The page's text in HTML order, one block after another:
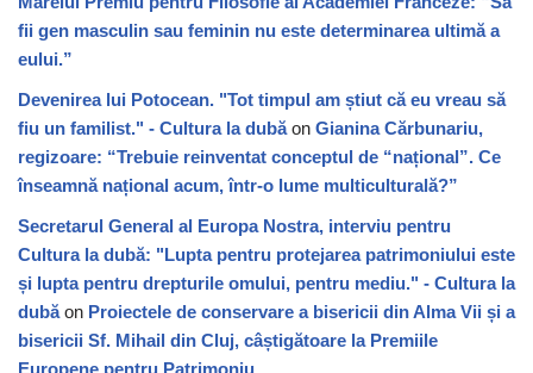
fii gen masculin sau feminin nu este determinarea ultimă a
eului.”
Devenirea lui Potocean. "Tot timpul am știut că eu vreau să
fiu un familist." - Cultura la dubăon Gianina Cărbunariu,
regizoare: “Trebuie reinventat conceptul de “național”. Ce
înseamnă național acum, într-o lume multiculturală?”
Secretarul General al Europa Nostra, interviu pentru
Cultura la dubă: "Lupta pentru protejarea patrimoniului este
și lupta pentru drepturile omului, pentru mediu." - Cultura la
dubăon Proiectele de conservare a bisericii din Alma Vii și a
bisericii Sf. Mihail din Cluj, câștigătoare la Premiile
Europene pentru Patrimoniu